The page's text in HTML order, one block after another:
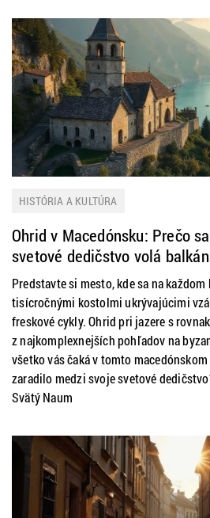
HISTÓRIA A KULTÚRA
Ohrid v Macedónsku: Prečo
svetové dedičstvo volá
Predstavte si mesto, kde sa na
tisícročnými kostolmi ukrývajúcimi
freskové cykly. Ohrid pri jazere s
z najkomplexnejších pohľadov na
všetko vás čaká v tomto macedónskom
zaradilo medzi svoje svetové
Svätý Naum